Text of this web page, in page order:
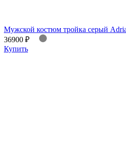
Мужской костюм тройка серый
36900 ₽
Купить